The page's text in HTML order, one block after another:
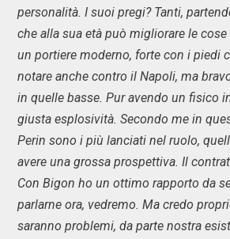
personalità. I suoi pregi? Tanti,
che alla sua età può migliorare le
un portiere moderno, forte con i piedi
notare anche contro il Napoli, ma
in quelle basse. Pur avendo un fisico
giusta esplosività. Secondo me in
Perin sono i più lanciati nel ruolo,
avere una grossa prospettiva. Il
Con Bigon ho un ottimo rapporto da
parlarne ora, vedremo. Ma credo
saranno problemi, da parte nostra